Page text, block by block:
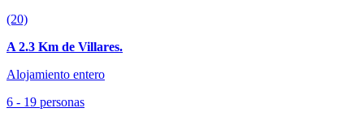
(20)
A 2.3 Km de Villares.
Alojamiento entero
6 - 19 personas